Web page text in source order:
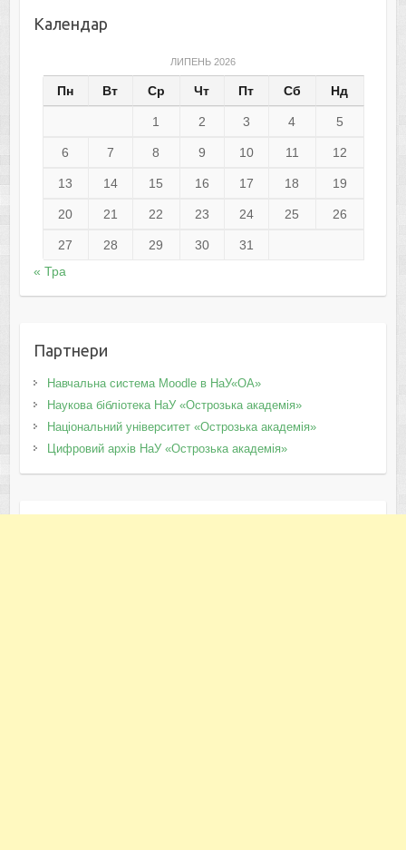
Календар
ЛИПЕНЬ 2026
Пн Вт Ср Чт Пт Сб Нд
1 2 3 4 5
6 7 8 9 10 11 12
13 14 15 16 17 18 19
20 21 22 23 24 25 26
27 28 29 30
31
« Тра
Партнери
Навчальна система Moodle в НаУ«ОА»
Наукова бібліотека НаУ «Острозька академія»
Національний університет «Острозька академія»
Цифровий архів НаУ «Острозька академія»